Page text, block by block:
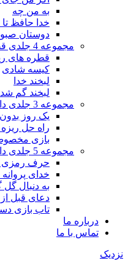
به من چه
خدا حافظ تا
دوستان
مجموعه 4 جلدی قصه های ریزه میزه
قطره های
کیسه شادی
لبخند خدا
لبخند گم
مجموعه 3 جلدی داستان غصه و شادی
یک روز
راه حل
بازی
مجموعه 5 جلدی داستان های سرزمین دوستی
حرف رمزی
خدای
به دنبال گل
دعای قبل
تاب بازی
درباره ما
تماس با ما
نزدیک